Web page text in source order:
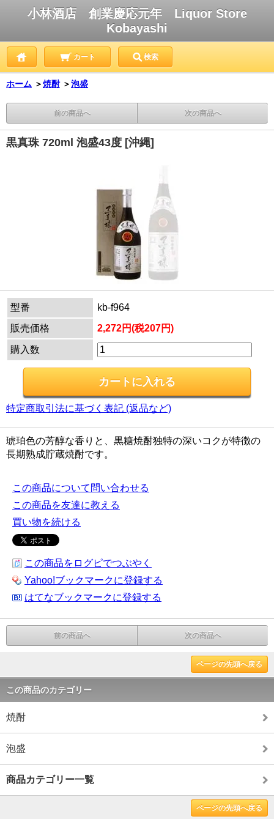
小林酒店 創業慶応元年 Liquor Store
Kobayashi
カート 検索
ホーム ＞焼酎 ＞泡盛
前の商品へ 次の商品へ
黒真珠 720ml 泡盛43度 [沖縄]
型番
kb-f964
販売価格
2,272円(税207円)
購入数
特定商取引法に基づく表記 (返品など)
琥珀色の芳醇な香りと、黒糖焼酎独特の深いコクが特徴の
長期熟成貯蔵焼酎です。
この商品について問い合わせる
この商品を友達に教える
買い物を続ける
この商品をログピでつぶやく
Yahoo!ブックマークに登録する
はてなブックマークに登録する
前の商品へ 次の商品へ
ページの先頭へ戻る
この商品のカテゴリー
焼酎
泡盛
商品カテゴリー一覧
ページの先頭へ戻る